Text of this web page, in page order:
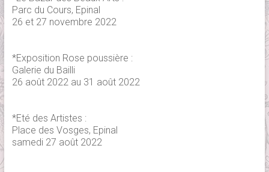
Parc du Cours, Epinal
26 et 27 novembre 2022
*Exposition Rose poussière :
Galerie du Bailli
26 août 2022 au 31 août 2022
*Eté des Artistes :
Place des Vosges, Epinal
samedi 27 août 2022